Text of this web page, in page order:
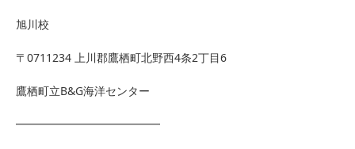
旭川校
〒0711234 上川郡鷹栖町北野西4条2丁目6
鷹栖町立B&G海洋センター
━━━━━━━━━━━━━